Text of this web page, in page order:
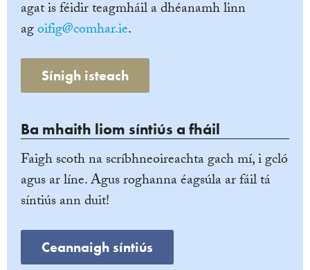
agat is féidir teagmháil a dhéanamh linn
agoifig@comhar.ie.
Sínigh isteach
Ba mhaith liom síntiús a fháil
Faigh scoth na scríbhneoireachta gach mí, i gcló
agus ar líne. Agus roghanna éagsúla ar fáil tá
síntiús ann duit!
Ceannaigh síntiús